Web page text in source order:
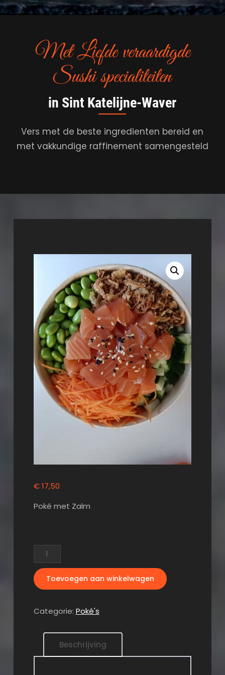
Met Liefde veraardigde
Sushi specialiteiten
in Sint Katelijne-Waver
Vers met de beste ingredienten bereid en
met vakkundige raffinement samengesteld
€17,50
Poké met Zalm
Poké
Sake
aantal
Toevoegen aan winkelwagen
Categorie: Poké's
Beschrijving